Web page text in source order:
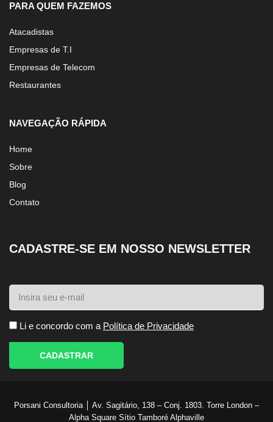
PARA QUEM FAZEMOS
Atacadistas
Empresas de T.I
Empresas de Telecom
Restaurantes
NAVEGAÇÃO RÁPIDA
Home
Sobre
Blog
Contato
CADASTRE-SE EM NOSSO NEWSLETTER
Li e concordo com a Política de Privacidade
CADASTRAR
Porsani Consultoria │ Av. Sagitário, 138 – Conj. 1803. Torre London –
Alpha Square Sítio Tamboré Alphaville